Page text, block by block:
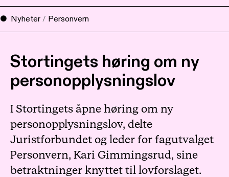
Nyheter / Personvern
Stortingets høring om ny
personopplysningslov
I Stortingets åpne høring om ny
personopplysningslov, delte
Juristforbundet og leder for fagutvalget
Personvern, Kari Gimmingsrud, sine
betraktninger knyttet til lovforslaget.